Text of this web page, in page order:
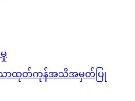
ောထုတ်ကုန်အသိအမှတ်ပြု